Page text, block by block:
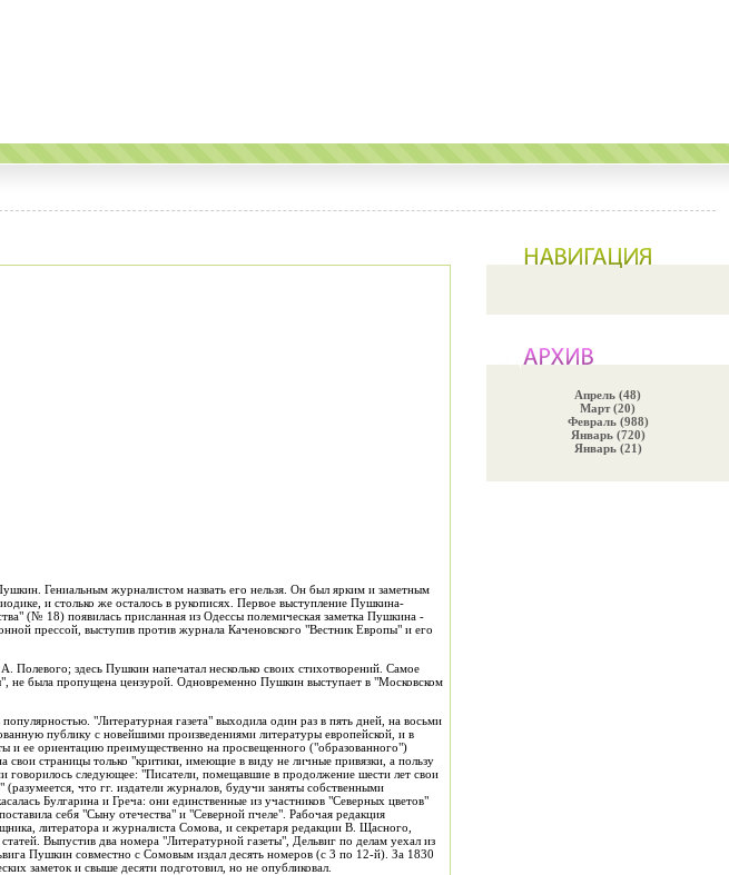
Гениальным журналистом назвать его нельзя. Он был ярким и заметным
и столько же осталось в рукописях. Первое выступление Пушкина-
(№ 18) появилась присланная из Одессы полемическая заметка Пушкина -
прессой, выступив против журнала Каченовского "Вестник Европы" и его
Полевого; здесь Пушкин напечатал несколько своих стихотворений. Самое
не была пропущена цензурой. Одновременно Пушкин выступает в "Московском
"Литературная газета" выходила один раз в пять дней, на восьми
публику с новейшими произведениями литературы европейской, и в
и ее ориентацию преимущественно на просвещенного ("образованного")
свои страницы только "критики, имеющие в виду не личные привязки, а пользу
говорилось следующее: "Писатели, помещавшие в продолжение шести лет свои
что гг. издатели журналов, будучи заняты собственными
Булгарина и Греча: они единственные из участников "Северных цветов"
себя "Сыну отечества" и "Северной пчеле". Рабочая редакция
литератора и журналиста Сомова, и секретаря редакции В. Щасного,
Выпустив два номера "Литературной газеты", Дельвиг по делам уехал из
Пушкин совместно с Сомовым издал десять номеров (с 3 по 12-й). За 1830
заметок и свыше десяти подготовил, но не опубликовал.
Апрель (48)
Март (20)
Февраль (988)
Январь (720)
Январь (21)